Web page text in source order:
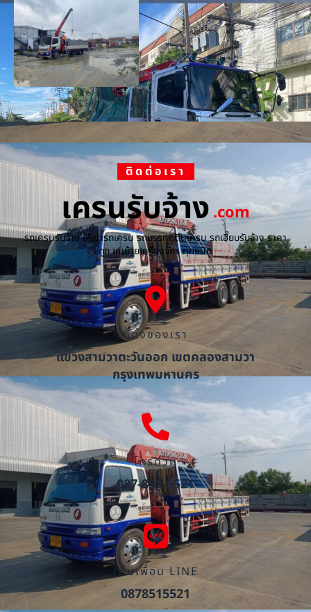
ติดต่อเรา
เครนรับจ้าง.com
รถเครนรับจ้าง ให้เช่ารถเครน รถบรรทุกติดเครน รถเฮี๊ยบรับจ้าง ราคา
ถูก ขนย้ายเครื่องจักร ทุกชนิด
ที่ตั้งของเรา
แขวงสามวาตะวันออก เขตคลองสามวา
กรุงเทพมหานคร
โทรด่วน
087-851-5521
เพิ่มเพื่อน LINE
0878515521